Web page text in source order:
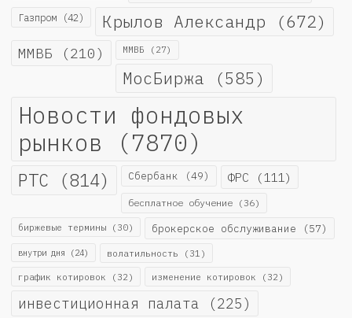
Газпром (42) Крылов Александр (672)
ММВБ (210) ММВБ (27)
МосБиржа (585)
Новости фондовых
рынков (7870)
РТС (814) Сбербанк (49) ФРС (111)
бесплатное обучение (36)
биржевые термины (30) брокерское обслуживание (57)
внутри дня (24) волатильность (31)
график котировок (32) изменение котировок (32)
инвестиционная палата (225)